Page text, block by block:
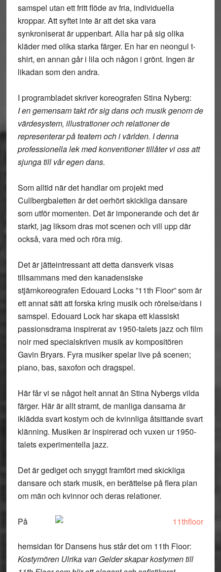
samspel utan ett fritt flöde av fria, individuella
kroppar. Att syftet inte är att det ska vara
synkroniserat är uppenbart. Alla har på sig olika
kläder med olika starka färger. En har en neongul t-
shirt, en annan går i lila och någon i grönt. Ingen är
likadan som den andra.
I programbladet skriver koreografen Stina Nyberg:
I en gemensam takt rör sig dans och musik genom de
värdesystem, illustrationer och relationer de
representerar på teatern och i världen. I denna
professionella lek med konventioner tillåter vi oss att
sjunga till vår egen dans.
Som alltid när det handlar om projekt med
Cullbergbaletten är det oerhört skickliga dansare
som utför momenten. Det är imponerande och det är
starkt, jag liksom dras mot scenen och vill upp där
också, vara med och röra mig.
Det är jätteintressant att detta dansverk visas
tillsammans med den kanadensiske
stjärnkoreografen Edouard Locks ”11th Floor” som är
ett annat sätt att forska kring musik och rörelse/dans i
samspel. Edouard Lock har skapa ett klassiskt
passionsdrama inspirerat av 1950-talets jazz och film
noir med specialskriven musik av kompositören
Gavin Bryars. Fyra musiker spelar live på scenen;
piano, bas, saxofon och dragspel.
Här får vi se något helt annat än Stina Nybergs vilda
färger. Här är allt stramt, de manliga dansarna är
iklädda svart kostym och de kvinnliga åtsittande svart
klänning. Musiken är inspirerad och vuxen ur 1950-
talets experimentella jazz.
Det är gediget och snyggt framfört med skickliga
dansare och stark musik, en berättelse på flera plan
om män och kvinnor och deras relationer.
På
hemsidan för Dansens hus står det om 11th Floor:
Kostymören Ulrika van Gelder skapar kostymen till